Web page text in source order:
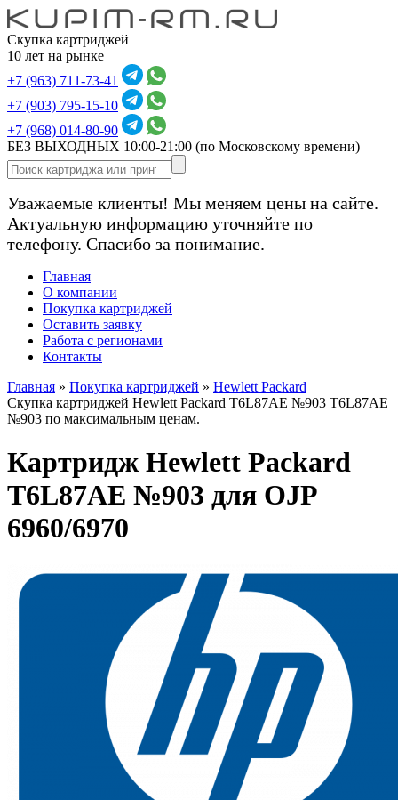
Скупка картриджей
10 лет на рынке
+7 (963) 711-73-41
+7 (903) 795-15-10
+7 (968) 014-80-90
БЕЗ ВЫХОДНЫХ 10:00-21:00 (по Московскому времени)
Уважаемые клиенты! Мы меняем цены на сайте.
Актуальную информацию уточняйте по
телефону. Спасибо за понимание.
Главная
О компании
Покупка картриджей
Оставить заявку
Работа с регионами
Контакты
Главная » Покупка картриджей » Hewlett Packard
Скупка картриджей Hewlett Packard T6L87AE №903 T6L87AE
№903 по максимальным ценам.
Картридж Hewlett Packard
T6L87AE №903 для OJP
6960/6970